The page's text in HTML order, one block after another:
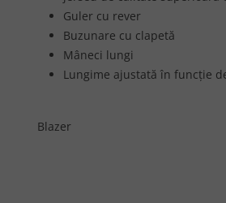
Guler cu rever
Buzunare cu clapetă
Mâneci lungi
Lungime ajustată în funcție
Blazer